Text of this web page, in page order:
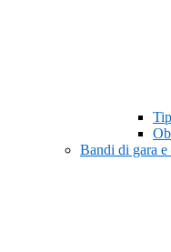
Bandi di gara e